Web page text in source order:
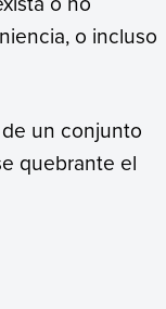
o incluso
un conjunto
quebrante el